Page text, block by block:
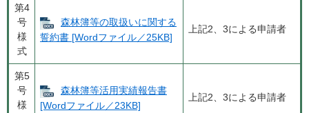
第4
号
様
式
森林簿等の取扱いに関する
誓約書 [Wordファイル／25KB]
上記2、3による申請者
第5
号
様
森林簿等活用実績報告書
[Wordファイル／23KB]
上記2、3による申請者